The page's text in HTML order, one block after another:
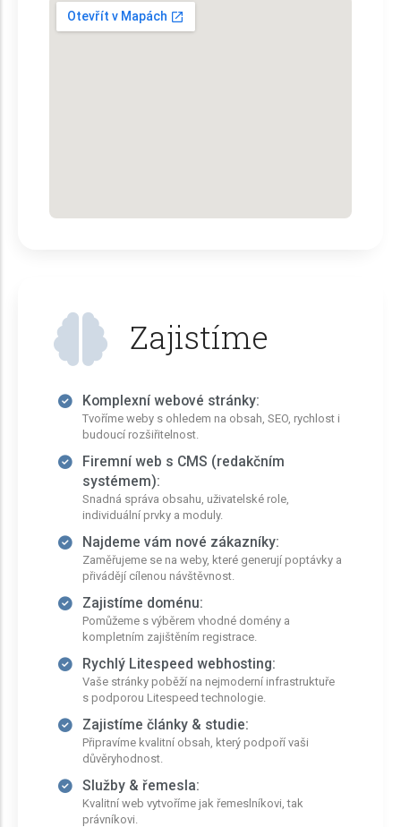
Zajistíme
Komplexní webové stránky:
Tvoříme weby s ohledem na obsah, SEO, rychlost i
budoucí rozšiřitelnost.
Firemní web s CMS (redakčním
systémem):
Snadná správa obsahu, uživatelské role,
individuální prvky a moduly.
Najdeme vám nové zákazníky:
Zaměřujeme se na weby, které generují poptávky a
přivádějí cílenou návštěvnost.
Zajistíme doménu:
Pomůžeme s výběrem vhodné domény a
kompletním zajištěním registrace.
Rychlý Litespeed webhosting:
Vaše stránky poběží na nejmoderní infrastruktuře
s podporou Litespeed technologie.
Zajistíme články & studie:
Připravíme kvalitní obsah, který podpoří vaši
důvěryhodnost.
Služby & řemesla:
Kvalitní web vytvoříme jak řemeslníkovi, tak
právníkovi.